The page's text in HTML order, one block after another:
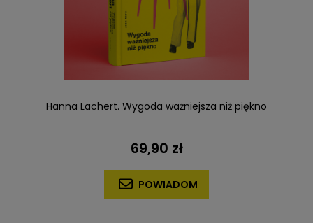
Hanna Lachert. Wygoda ważniejsza niż piękno
69,90 zł
POWIADOM